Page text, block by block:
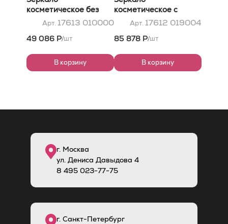
косметическое без
подсветки,
прямоугольное, хром
Арт. 17613 010000
49 086 Р/шт
В корзину
встроенным
рычажным
выключателем,хром
косметическое с
подсветкой, круглое,
увеличения x 5,
встроенным
выключателем,хром
Арт. 17612 019004
85 878 Р/шт
В корзину
г. Москва
ул. Дениса Давыдова 4
8 495 023-77-75
г. Санкт-Петербург